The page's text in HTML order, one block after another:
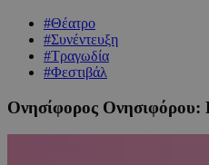
#Θέατρο
#Συνέντευξη
#Τραγωδία
#Φεστιβάλ
Ονησίφορος Ονησιφόρου: